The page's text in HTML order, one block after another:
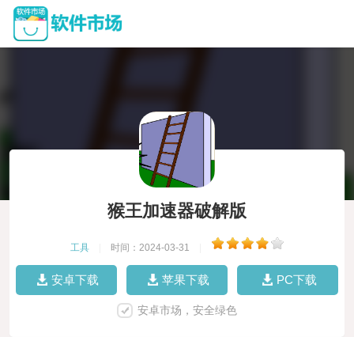
猴王加速器破解版
工具 时间：2024-03-31
安卓下载 苹果下载 PC下载
安卓市场，安全绿色